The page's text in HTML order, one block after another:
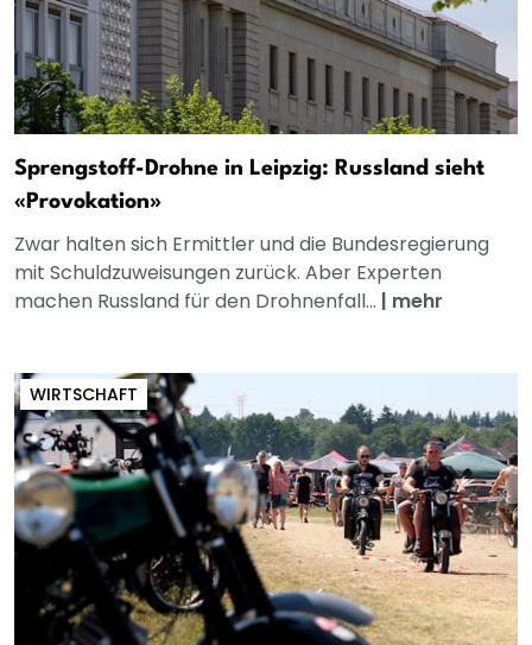
Sprengstoff-Drohne in Leipzig: Russland sieht
«Provokation»
Zwar halten sich Ermittler und die Bundesregierung
mit Schuldzuweisungen zurück. Aber Experten
machen Russland für den Drohnenfall... | mehr
WIRTSCHAFT